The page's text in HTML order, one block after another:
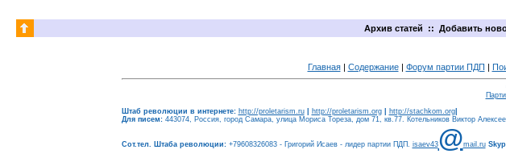
Архив статей :: Добавить
Главная| Содержание| Форум партии ПДП |
Штаб революции в интернете: http://proletarism.ru| http://proletarism.org| http://stachkom.org|
Для писем:443074, Россия, город Самара, улица Мориса Тореза, дом 71, кв.77. Котельников Виктор
Сот.тел. Штаба революции: +79608326083 - Григорий Исаев - лидер партии ПДП. isaev43@mail.ru